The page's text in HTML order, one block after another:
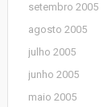
setembro 2005
agosto 2005
julho 2005
junho 2005
maio 2005